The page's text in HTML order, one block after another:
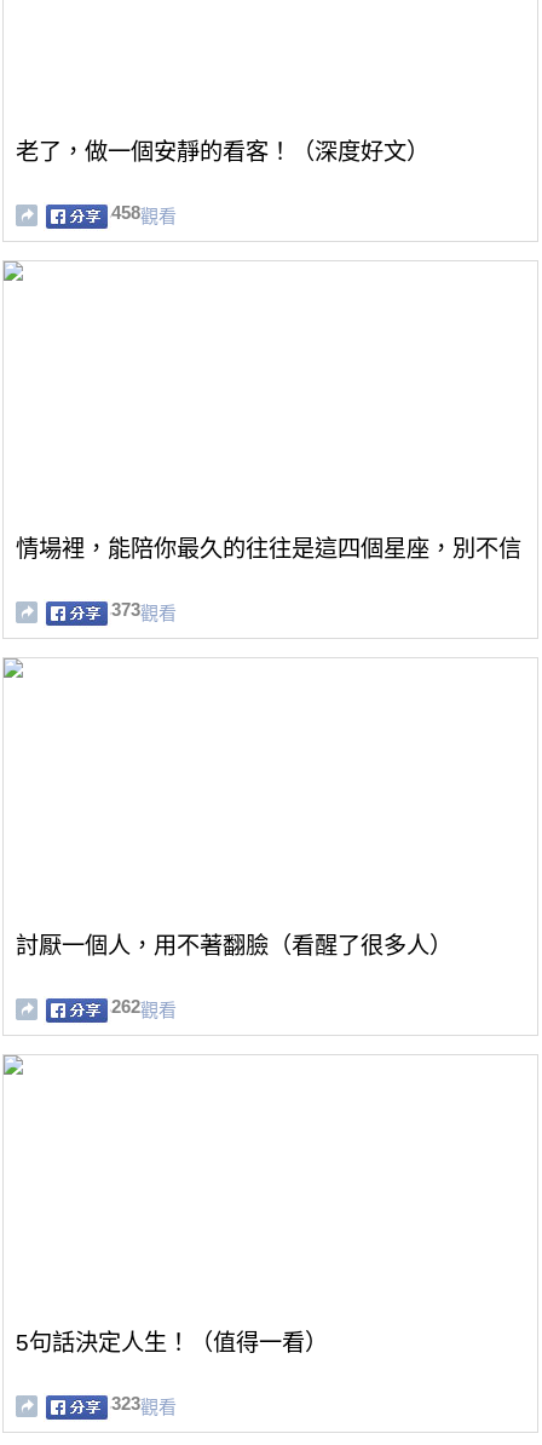
老了，做一個安靜的看客！（深度好文）
458觀看
情場裡，能陪你最久的往往是這四個星座，別不信
373觀看
討厭一個人，用不著翻臉（看醒了很多人）
262觀看
5句話決定人生！（值得一看）
323觀看